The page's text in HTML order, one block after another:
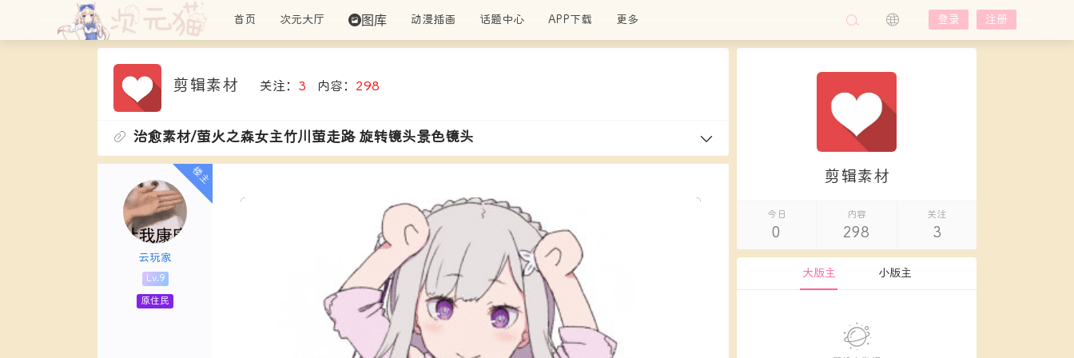
首页 次元大厅 图库 动漫插画 话题中心 APP下载 更多 登录 注册
剪辑素材 关注： 3 内容： 298
治愈素材/萤火之森女主竹川萤走路 旋转镜头景色镜头
云玩家
Lv.9
原住民
剪辑素材
今日
0
内容
298
关注
3
大版主 小版主